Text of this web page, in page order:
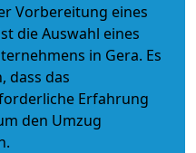
Vorbereitung eines
die Auswahl eines
in Gera. Es
dass das
Erfahrung
den Umzug